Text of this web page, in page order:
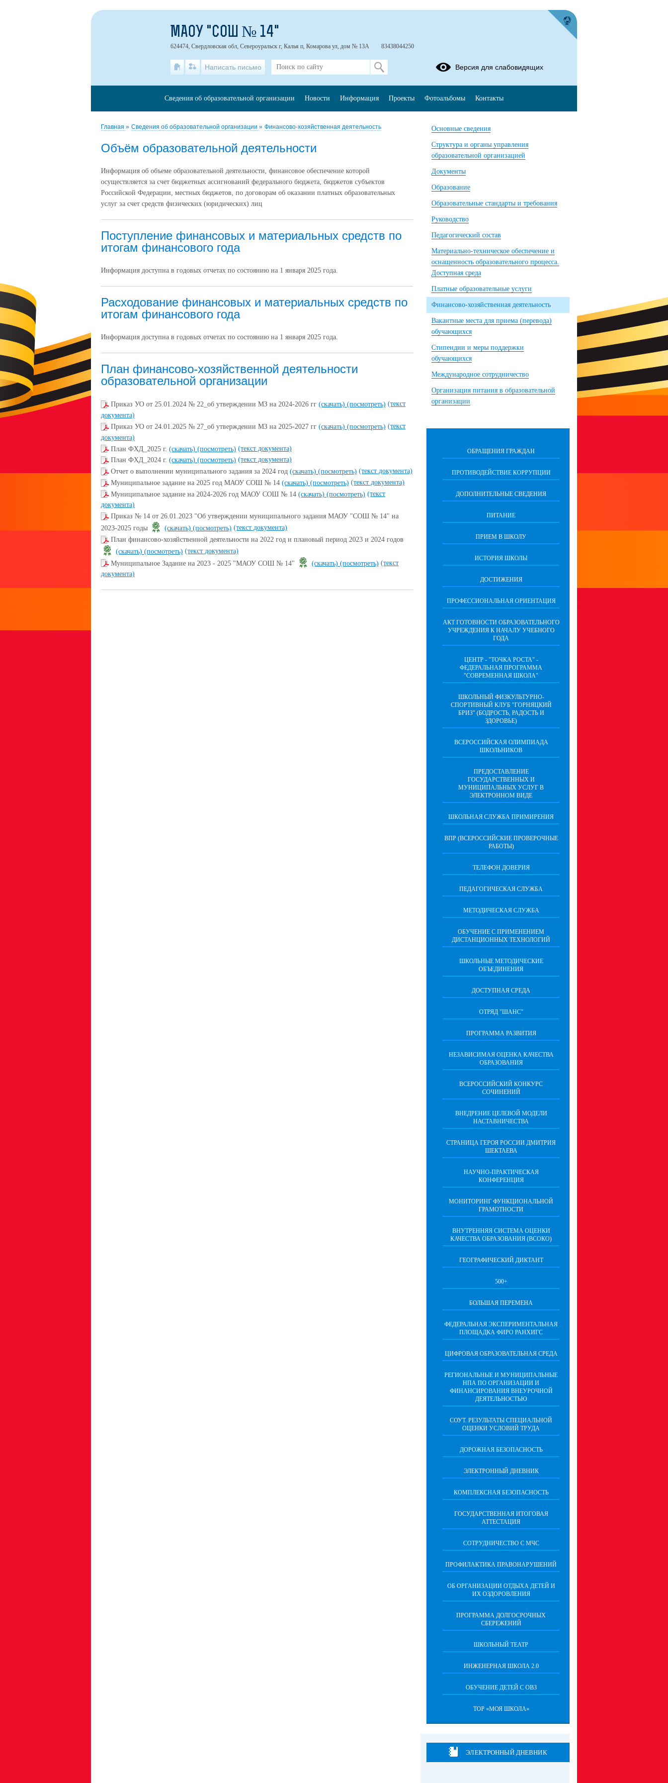
Главная » Сведения об образовательной организации » Финансово-хозяйственная деятельность
Объём образовательной деятельности
Информация об объеме образовательной деятельности, финансовое обеспечение которой
осуществляется за счет бюджетных ассигнований федерального бюджета, бюджетов субъектов
Российской Федерации, местных бюджетов, по договорам об оказании платных образовательных
услуг за счет средств физических (юридических) лиц
Поступление финансовых и материальных средств по
итогам финансового года
Информация доступна в годовых отчетах по состоянию на 1 января 2025 года.
Расходование финансовых и материальных средств по
итогам финансового года
Информация доступна в годовых отчетах по состоянию на 1 января 2025 года.
План финансово-хозяйственной деятельности
образовательной организации
Приказ УО от 25.01.2024 № 22_об утверждении МЗ на 2024-2026 гг (скачать) (посмотреть) (текст
документа)
Приказ УО от 24.01.2025 № 27_об утверждении МЗ на 2025-2027 гг (скачать) (посмотреть) (текст
документа)
План ФХД_2025 г. (скачать) (посмотреть) (текст документа)
План ФХД_2024 г. (скачать) (посмотреть) (текст документа)
Отчет о выполнении муниципального задания за 2024 год (скачать) (посмотреть) (текст документа)
Муниципальное задание на 2025 год МАОУ СОШ № 14 (скачать) (посмотреть) (текст документа)
Муниципальное задание на 2024-2026 год МАОУ СОШ № 14 (скачать) (посмотреть) (текст
документа)
Приказ № 14 от 26.01.2023 "Об утверждении муниципального задания МАОУ "СОШ № 14" на
2023-2025 годы
(скачать) (посмотреть) (текст документа)
План финансово-хозяйственной деятельности на 2022 год и плановый период 2023 и 2024 годов
(скачать) (посмотреть) (текст документа)
Муниципальное Задание на 2023 - 2025 "МАОУ СОШ № 14"
(скачать) (посмотреть) (текст
документа)
Основные сведения
Структура и органы управления
образовательной организацией
Документы
Образование
Образовательные стандарты и требования
Руководство
Педагогический состав
Материально-техническое обеспечение и
оснащенность образовательного процесса.
Доступная среда
Платные образовательные услуги
Финансово-хозяйственная деятельность
Вакантные места для приема (перевода)
обучающихся
Стипендии и меры поддержки
обучающихся
Международное сотрудничество
Организация питания в образовательной
организации
ОБРАЩЕНИЯ ГРАЖДАН
ПРОТИВОДЕЙСТВИЕ КОРРУПЦИИ
ДОПОЛНИТЕЛЬНЫЕ СВЕДЕНИЯ
ПИТАНИЕ
ПРИЕМ В ШКОЛУ
ИСТОРИЯ ШКОЛЫ
ДОСТИЖЕНИЯ
ПРОФЕССИОНАЛЬНАЯ ОРИЕНТАЦИЯ
АКТ ГОТОВНОСТИ ОБРАЗОВАТЕЛЬНОГО
УЧРЕЖДЕНИЯ К НАЧАЛУ УЧЕБНОГО
ГОДА
ЦЕНТР - "ТОЧКА РОСТА" -
ФЕДЕРАЛЬНАЯ ПРОГРАММА
"СОВРЕМЕННАЯ ШКОЛА"
ШКОЛЬНЫЙ ФИЗКУЛЬТУРНО-
СПОРТИВНЫЙ КЛУБ "ГОРНЯЦКИЙ
БРИЗ" (БОДРОСТЬ, РАДОСТЬ И
ЗДОРОВЬЕ)
ВСЕРОССИЙСКАЯ ОЛИМПИАДА
ШКОЛЬНИКОВ
ПРЕДОСТАВЛЕНИЕ
ГОСУДАРСТВЕННЫХ И
МУНИЦИПАЛЬНЫХ УСЛУГ В
ЭЛЕКТРОННОМ ВИДЕ
ШКОЛЬНАЯ СЛУЖБА ПРИМИРЕНИЯ
ВПР (ВСЕРОССИЙСКИЕ ПРОВЕРОЧНЫЕ
РАБОТЫ)
ТЕЛЕФОН ДОВЕРИЯ
ПЕДАГОГИЧЕСКАЯ СЛУЖБА
МЕТОДИЧЕСКАЯ СЛУЖБА
ОБУЧЕНИЕ С ПРИМЕНЕНИЕМ
ДИСТАНЦИОННЫХ ТЕХНОЛОГИЙ
ШКОЛЬНЫЕ МЕТОДИЧЕСКИЕ
ОБЪЕДИНЕНИЯ
ДОСТУПНАЯ СРЕДА
ОТРЯД "ШАНС"
ПРОГРАММА РАЗВИТИЯ
НЕЗАВИСИМАЯ ОЦЕНКА КАЧЕСТВА
ОБРАЗОВАНИЯ
ВСЕРОССИЙСКИЙ КОНКУРС
СОЧИНЕНИЙ
ВНЕДРЕНИЕ ЦЕЛЕВОЙ МОДЕЛИ
НАСТАВНИЧЕСТВА
СТРАНИЦА ГЕРОЯ РОССИИ ДМИТРИЯ
ШЕКТАЕВА
НАУЧНО-ПРАКТИЧЕСКАЯ
КОНФЕРЕНЦИЯ
МОНИТОРИНГ ФУНКЦИОНАЛЬНОЙ
ГРАМОТНОСТИ
ВНУТРЕННЯЯ СИСТЕМА ОЦЕНКИ
КАЧЕСТВА ОБРАЗОВАНИЯ (ВСОКО)
ГЕОГРАФИЧЕСКИЙ ДИКТАНТ
500+
БОЛЬШАЯ ПЕРЕМЕНА
ФЕДЕРАЛЬНАЯ ЭКСПЕРИМЕНТАЛЬНАЯ
ПЛОЩАДКА ФИРО РАНХИГС
ЦИФРОВАЯ ОБРАЗОВАТЕЛЬНАЯ СРЕДА
РЕГИОНАЛЬНЫЕ И МУНИЦИПАЛЬНЫЕ
НПА ПО ОРГАНИЗАЦИИ И
ФИНАНСИРОВАНИЯ ВНЕУРОЧНОЙ
ДЕЯТЕЛЬНОСТЬЮ
СОУТ. РЕЗУЛЬТАТЫ СПЕЦИАЛЬНОЙ
ОЦЕНКИ УСЛОВИЙ ТРУДА
ДОРОЖНАЯ БЕЗОПАСНОСТЬ
ЭЛЕКТРОННЫЙ ДНЕВНИК
КОМПЛЕКСНАЯ БЕЗОПАСНОСТЬ
ГОСУДАРСТВЕННАЯ ИТОГОВАЯ
АТТЕСТАЦИЯ
CОТРУДНИЧЕСТВО С МЧС
ПРОФИЛАКТИКА ПРАВОНАРУШЕНИЙ
ОБ ОРГАНИЗАЦИИ ОТДЫХА ДЕТЕЙ И
ИХ ОЗДОРОВЛЕНИЯ
ПРОГРАММА ДОЛГОСРОЧНЫХ
СБЕРЕЖЕНИЙ
ШКОЛЬНЫЙ ТЕАТР
ИНЖЕНЕРНАЯ ШКОЛА 2.0
ОБУЧЕНИЕ ДЕТЕЙ С ОВЗ
ТОР «МОЯ ШКОЛА»
ЭЛЕКТРОННЫЙ ДНЕВНИК
МАОУ "СОШ № 14"
624474, Свердловская обл, Североуральск г, Калья п, Комарова ул, дом № 13А 83438044250
Написать письмо Версия для слабовидящих
Сведения об образовательной организации Новости Информация Проекты Фотоальбомы Контакты